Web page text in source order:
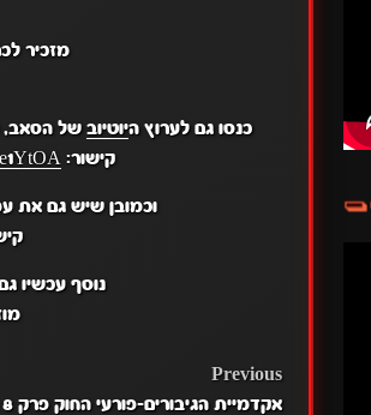
מזכיר
כנסו גם לערוץ היוטיובשל הסאב,
קישור:
וכמובן שיש גם את
נוסף עכשיו
POST
Previous
אקדמיית הגיבורים-פורעי החוק פרק 8 ולהיות גיבור X פרק 6